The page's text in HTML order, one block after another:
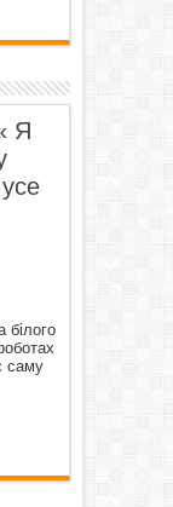
Я
білого
саму